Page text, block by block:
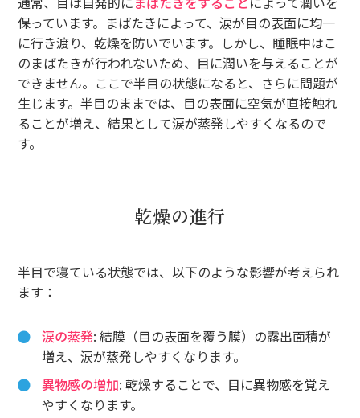
保っています。まばたきによって、涙が目の表面に均一
に行き渡り、乾燥を防いでいます。しかし、睡眠中はこ
のまばたきが行われないため、目に潤いを与えることが
できません。ここで半目の状態になると、さらに問題が
生じます。半目のままでは、目の表面に空気が直接触れ
ることが増え、結果として涙が蒸発しやすくなるので
す。
乾燥の進行
半目で寝ている状態では、以下のような影響が考えられ
ます：
涙の蒸発: 結膜（目の表面を覆う膜）の露出面積が
増え、涙が蒸発しやすくなります。
異物感の増加: 乾燥することで、目に異物感を覚え
やすくなります。